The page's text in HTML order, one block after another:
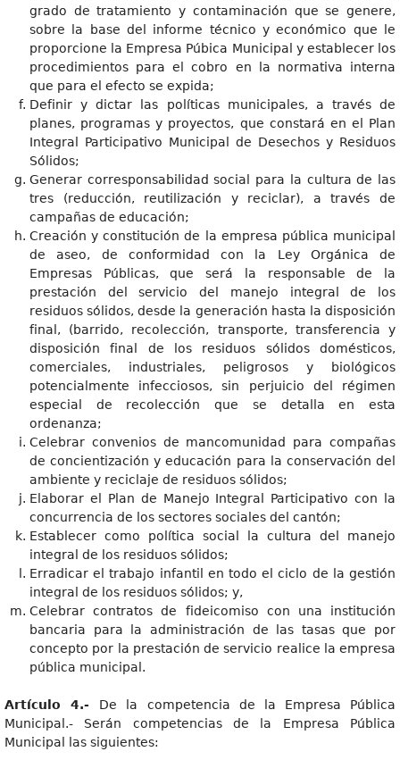
grado de tratamiento y contaminación que se genere,
sobre la base del informe técnico y económico que le
proporcione la Empresa Púbica Municipal y establecer los
procedimientos para el cobro en la normativa interna
que para el efecto se expida;
Definir y dictar las políticas municipales, a través de
planes, programas y proyectos, que constará en el Plan
Integral Participativo Municipal de Desechos y Residuos
Sólidos;
Generar corresponsabilidad social para la cultura de las
tres (reducción, reutilización y reciclar), a través de
campañas de educación;
Creación y constitución de la empresa pública municipal
de aseo, de conformidad con la Ley Orgánica de
Empresas Públicas, que será la responsable de la
prestación del servicio del manejo integral de los
residuos sólidos, desde la generación hasta la disposición
final, (barrido, recolección, transporte, transferencia y
disposición final de los residuos sólidos domésticos,
comerciales, industriales, peligrosos y biológicos
potencialmente infecciosos, sin perjuicio del régimen
especial de recolección que se detalla en esta
ordenanza;
Celebrar convenios de mancomunidad para compañas
de concientización y educación para la conservación del
ambiente y reciclaje de residuos sólidos;
Elaborar el Plan de Manejo Integral Participativo con la
concurrencia de los sectores sociales del cantón;
Establecer como política social la cultura del manejo
integral de los residuos sólidos;
Erradicar el trabajo infantil en todo el ciclo de la gestión
integral de los residuos sólidos; y,
Celebrar contratos de fideicomiso con una institución
bancaria para la administración de las tasas que por
concepto por la prestación de servicio realice la empresa
pública municipal.
Artículo 4.- De la competencia de la Empresa Pública
Municipal.- Serán competencias de la Empresa Pública
Municipal las siguientes: